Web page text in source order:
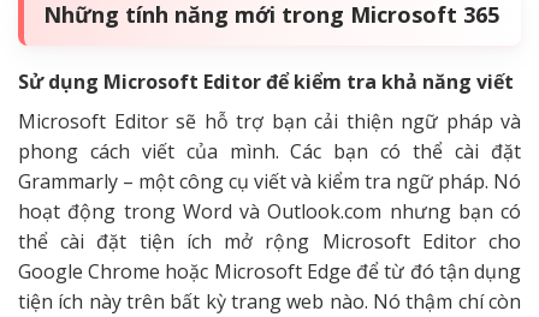
Những tính năng mới trong Microsoft 365
Sử dụng Microsoft Editor để kiểm tra khả năng viết
Microsoft Editor sẽ hỗ trợ bạn cải thiện ngữ pháp và
phong cách viết của mình. Các bạn có thể cài đặt
Grammarly – một công cụ viết và kiểm tra ngữ pháp. Nó
hoạt động trong Word và Outlook.com nhưng bạn có
thể cài đặt tiện ích mở rộng Microsoft Editor cho
Google Chrome hoặc Microsoft Edge để từ đó tận dụng
tiện ích này trên bất kỳ trang web nào. Nó thậm chí còn